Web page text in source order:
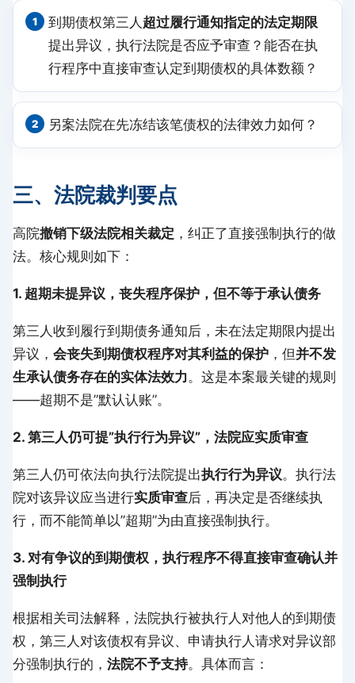
到期债权第三人 超过履行通知指定的法定期限
提出异议，执行法院是否应予审查？能否在执
行程序中直接审查认定到期债权的具体数额？
另案法院在先冻结该笔债权的法律效力如何？
三、法院裁判要点
高院撤销下级法院相关裁定 ，纠正了直接强制执行的做
法。核心规则如下：
1. 超期未提异议，丧失程序保护，但不等于承认债务
第三人收到履行到期债务通知后，未在法定期限内提出
异议， 会丧失到期债权程序对其利益的保护 ，但并不发
生承认债务存在的实体法效力。这是本案最关键的规则
——超期不是”默认认账”。
2. 第三人仍可提”执行行为异议”，法院应实质审查
第三人仍可依法向执行法院提出执行行为异议。执行法
院对该异议应当进行实质审查后，再决定是否继续执
行，而不能简单以”超期”为由直接强制执行。
3. 对有争议的到期债权，执行程序不得直接审查确认并
强制执行
根据相关司法解释，法院执行被执行人对他人的到期债
权，第三人对该债权有异议、申请执行人请求对异议部
分强制执行的， 法院不予支持。具体而言：